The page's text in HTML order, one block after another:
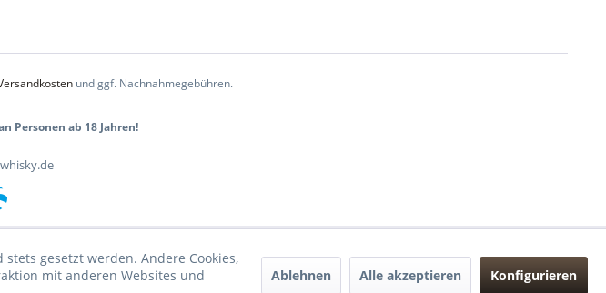
und ggf. Nachnahmegebühren.
Personen ab 18 Jahren!
gesetzt werden. Andere Cookies,
mit anderen Websites und
Ablehnen Alle akzeptieren Konfigurieren